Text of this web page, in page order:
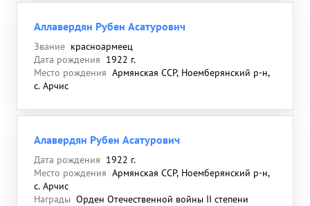
Аллавердян Рубен Асатурович
Звание красноармеец
Дата рождения 1922 г.
Место рождения Армянская ССР, Ноемберянский р-н,
с. Арчис
Алавердян Рубен Асатурович
Дата рождения 1922 г.
Место рождения Армянская ССР, Ноемберянский р-н,
с. Арчис
Награды Орден Отечественной войны II степени